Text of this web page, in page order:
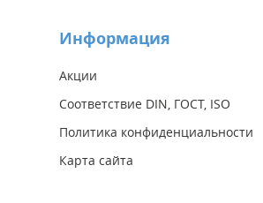
Информация
Акции
Соответствие DIN, ГОСТ, ISO
Политика конфиденциальности
Карта сайта